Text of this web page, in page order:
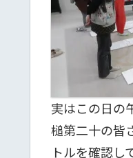
実はこの日の
槌第二十の皆
トルを確認し